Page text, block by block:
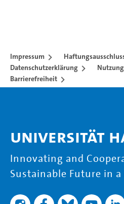
Impressum
Datenschutzerklärung
Barrierefreiheit
Universität
Innovating and
Sustainable Future in